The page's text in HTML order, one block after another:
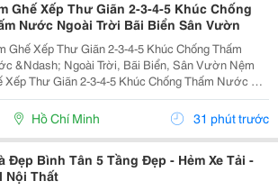
Ghế Xếp Thư Giãn 2-3-4-5 Khúc Chống
Nước Ngoài Trời Bãi Biển Sân Vườn
Ghế Xếp Thư Giãn 2-3-4-5 Khúc Chống Thấm
&Ndash; Ngoài Trời, Bãi Biển, Sân Vườn Nệm
Xếp Thư Giãn 2-3-4-5 Khúc Chống Thấm Nước Có
Mẫu, Kích Thước, Màu Sắc Và Chất Liệu Phù
Nhu Cầu Lựa Chọn. Sản Phẩm Hoàn Thiện Tỉ Mỉ,
Đẹp,...
Hồ Chí Minh 31 phút trước
Đẹp Bình Tân 5 Tầng Đẹp - Hẻm Xe Tải -
Nội Thất